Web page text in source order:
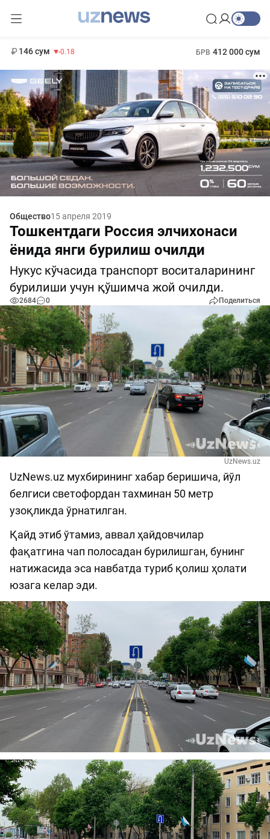
146 сум -0.18 БРВ 412 000 сум
Общество15 апреля 2019
Тошкентдаги Россия элчихонаси
ёнида янги бурилиш очилди
Нукус кўчасида транспорт воситаларининг
бурилиши учун қўшимча жой очилди.
2684 0 Поделиться
UzNews.uz
UzNews.uz мухбирининг хабар беришича, йўл
белгиси светофордан тахминан 50 метр
узоқликда ўрнатилган.
Қайд этиб ўтамиз, аввал ҳайдовчилар
фақатгина чап полосадан бурилишган, бунинг
натижасида эса навбатда туриб қолиш ҳолати
юзага келар эди.